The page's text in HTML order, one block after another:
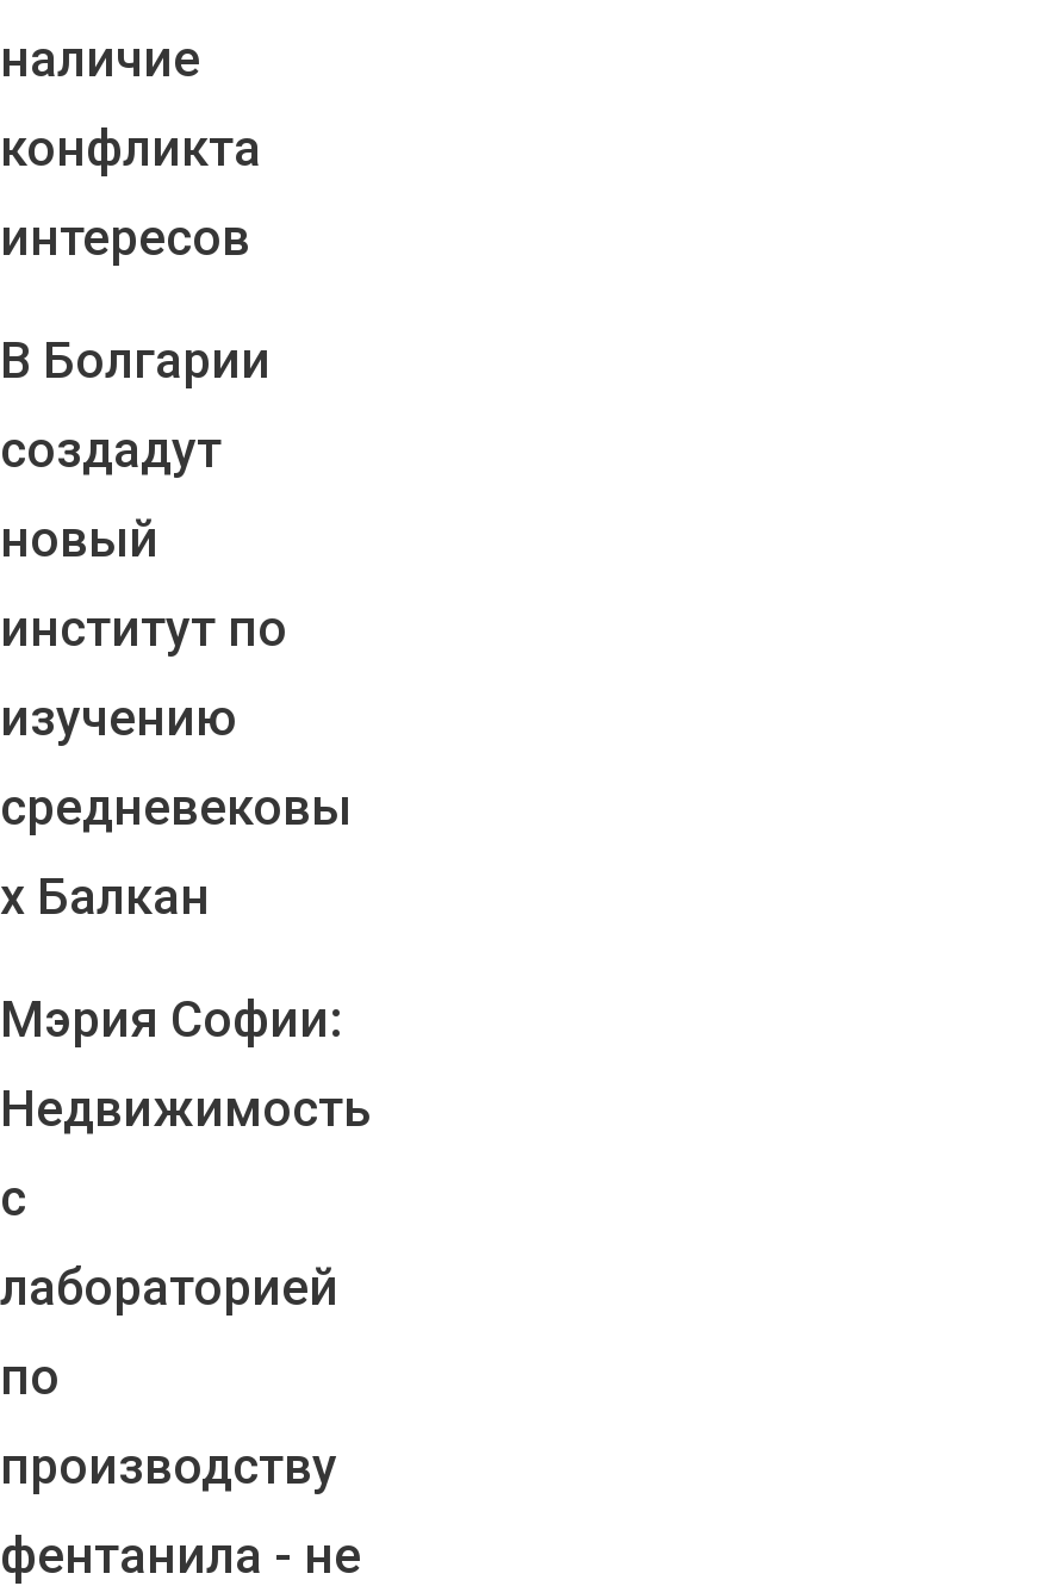
наличие
конфликта
интересов
В Болгарии
создадут
новый
институт по
изучению
средневековы
х Балкан
Мэрия Софии:
Недвижимость
с
лабораторией
по
производству
фентанила - не